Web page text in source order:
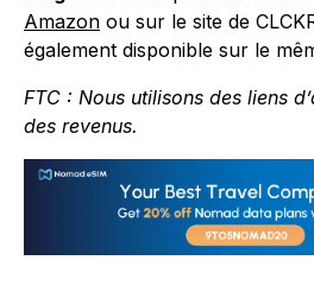
Amazon ou sur le site de
également disponible sur le
FTC : Nous utilisons des liens
des revenus.